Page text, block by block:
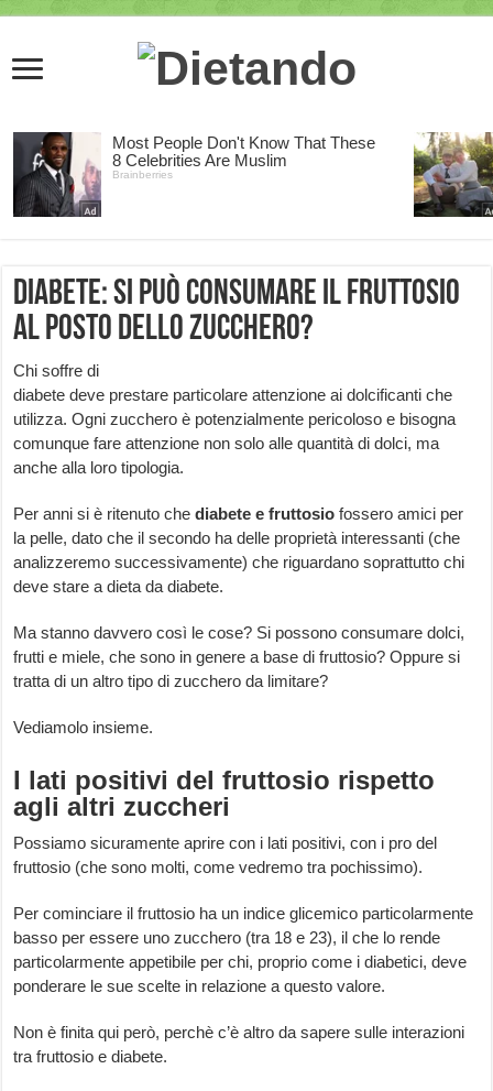
Diabete: si può consumare il fruttosio
al posto dello zucchero?
Chi soffre di
diabete deve prestare particolare attenzione ai dolcificanti che
utilizza. Ogni zucchero è potenzialmente pericoloso e bisogna
comunque fare attenzione non solo alle quantità di dolci, ma
anche alla loro tipologia.
Per anni si è ritenuto chediabete e fruttosio fossero amici per
la pelle, dato che il secondo ha delle proprietà interessanti (che
analizzeremo successivamente) che riguardano soprattutto chi
deve stare a dieta da diabete.
Ma stanno davvero così le cose? Si possono consumare dolci,
frutti e miele, che sono in genere a base di fruttosio? Oppure si
tratta di un altro tipo di zucchero da limitare?
Vediamolo insieme.
I lati positivi del fruttosio rispetto
agli altri zuccheri
Possiamo sicuramente aprire con i lati positivi, con i pro del
fruttosio (che sono molti, come vedremo tra pochissimo).
Per cominciare il fruttosio ha un indice glicemico particolarmente
basso per essere uno zucchero (tra 18 e 23), il che lo rende
particolarmente appetibile per chi, proprio come i diabetici, deve
ponderare le sue scelte in relazione a questo valore.
Non è finita qui però, perchè c’è altro da sapere sulle interazioni
tra fruttosio e diabete.